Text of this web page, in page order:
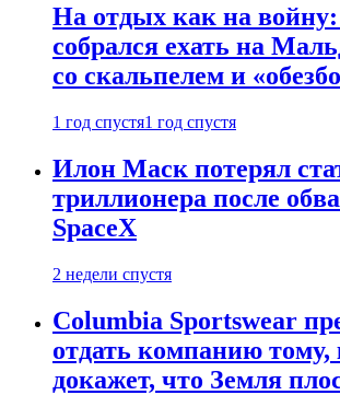
На отдых как на войну:
собрался ехать на
со скальпелем и
1 год спустя1 год спустя
Илон Маск потерял
триллионера после
SpaceX
2 недели спустя
Columbia Sportswear
отдать компанию тому,
докажет, что Земля